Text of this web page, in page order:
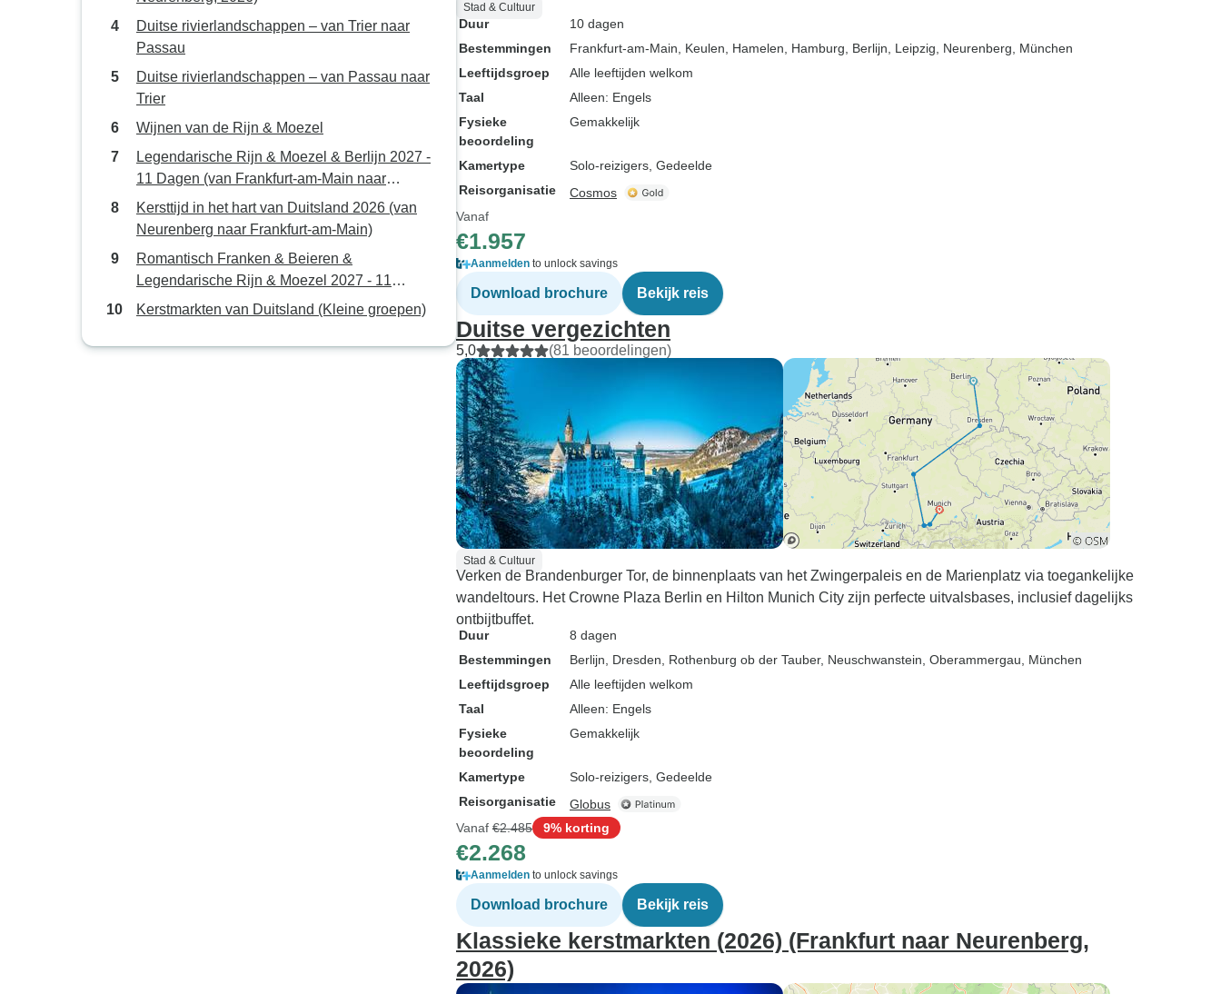
Duitse rivierlandschappen – van Trier naar
Passau
Duitse rivierlandschappen – van Passau naar
Trier
Wijnen van de Rijn & Moezel
Legendarische Rijn & Moezel & Berlijn 2027 -
11 Dagen (van Frankfurt-am-Main naar
Berlijn)
Kersttijd in het hart van Duitsland 2026 (van
Neurenberg naar Frankfurt-am-Main)
Romantisch Franken & Beieren &
Legendarische Rijn & Moezel 2027 - 11
Dagen (van München naar Frankfurt-am-Main)
Kerstmarkten van Duitsland (Kleine groepen)
Stad & Cultuur
Duur
10 dagen
Bestemmingen
Frankfurt-am-Main , Keulen , Hamelen , Hamburg , Berlijn , Leipzig , Neurenberg , München
Leeftijdsgroep
Alle leeftijden welkom
Taal
Alleen: Engels
Fysieke
beoordeling
Gemakkelijk
Kamertype
Solo-reizigers, Gedeelde
Reisorganisatie
Cosmos
Vanaf
€1.957
Aanmelden to unlock savings
Download brochure Bekijk reis
Duitse vergezichten
5,0 (81 beoordelingen)
Stad & Cultuur
Verken de Brandenburger Tor, de binnenplaats van het Zwingerpaleis en de Marienplatz via toegankelijke
wandeltours. Het Crowne Plaza Berlin en Hilton Munich City zijn perfecte uitvalsbases, inclusief dagelijks
ontbijtbuffet.
Duur
8 dagen
Bestemmingen
Berlijn , Dresden , Rothenburg ob der Tauber, Neuschwanstein , Oberammergau , München
Leeftijdsgroep
Alle leeftijden welkom
Taal
Alleen: Engels
Fysieke
beoordeling
Gemakkelijk
Kamertype
Solo-reizigers, Gedeelde
Reisorganisatie
Globus
Vanaf €2.485 9% korting
€2.268
Aanmelden to unlock savings
Download brochure Bekijk reis
Klassieke kerstmarkten (2026) (Frankfurt naar Neurenberg,
2026)